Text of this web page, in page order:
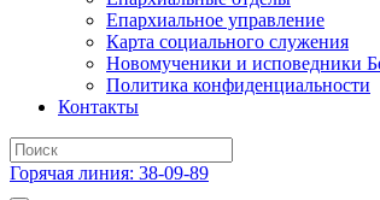
Епархиальное управление
Карта социального служения
Новомученики и исповедники
Политика конфиденциальности
Контакты
Горячая линия: 38-09-89